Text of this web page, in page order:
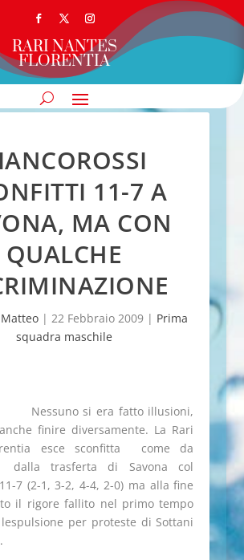
RARI NANTES
FLORENTIA
11-7 A
MA CON
QUALCHE
Matteo |22 Febbraio 2009 | Prima
squadra maschile
Nessuno si era fatto illusioni,
finire diversamente. La Rari
esce sconfitta  come da
 dalla trasferta di Savona col
7 (2-1, 3-2, 4-4, 2-0) ma alla fine
il rigore fallito nel primo tempo
per proteste di Sottani